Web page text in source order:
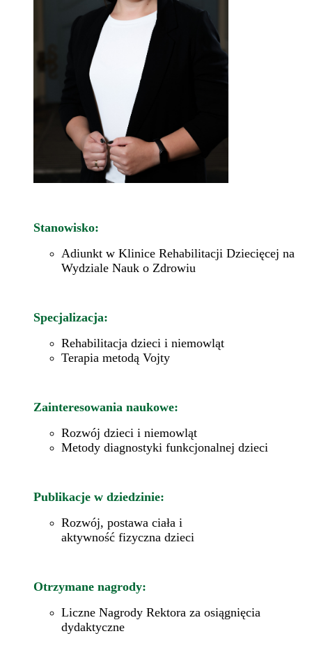
Stanowisko:
Adiunkt w Klinice Rehabilitacji Dziecięcej na
Wydziale Nauk o Zdrowiu
Specjalizacja:
Rehabilitacja dzieci i niemowląt
Terapia metodą Vojty
Zainteresowania naukowe:
Rozwój dzieci i niemowląt
Metody diagnostyki funkcjonalnej dzieci
Publikacje w dziedzinie:
Rozwój, postawa ciała i
aktywność fizyczna dzieci
Otrzymane nagrody:
Liczne Nagrody Rektora za osiągnięcia
dydaktyczne